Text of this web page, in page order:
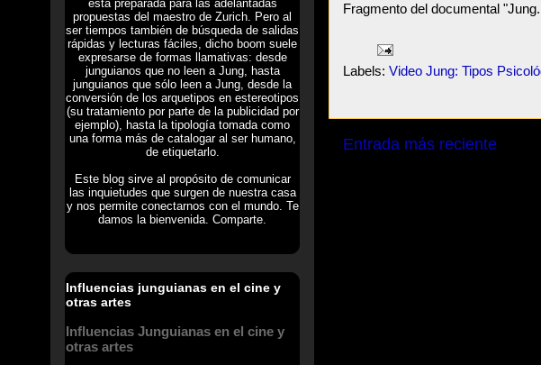
Fragmento del documental
Labels: Video Jung: Tipos
Entrada más reciente
está preparada para las adelantadas
propuestas del maestro de Zurich. Pero al
ser tiempos también de búsqueda de salidas
rápidas y lecturas fáciles, dicho boom suele
expresarse de formas llamativas: desde
junguianos que no leen a Jung, hasta
junguianos que sólo leen a Jung, desde la
conversión de los arquetipos en estereotipos
(su tratamiento por parte de la publicidad por
ejemplo), hasta la tipología tomada como
una forma más de catalogar al ser humano,
de etiquetarlo.
Este blog sirve al propósito de comunicar
las inquietudes que surgen de nuestra casa
y nos permite conectarnos con el mundo. Te
damos la bienvenida. Comparte.
Influencias junguianas en el cine y
otras artes
Influencias Junguianas en el cine y
otras artes